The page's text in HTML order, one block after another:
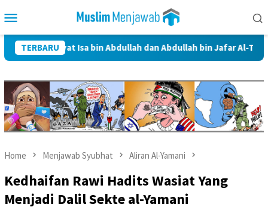
to
Menu
TERBARU
Isa bin Abdullah dan Abdullah bin Jafar Al-Thayyar
Home Menjawab Syubhat Aliran Al-Yamani
Kedhaifan Rawi Hadits Wasiat Yang
Menjadi Dalil Sekte al-Yamani